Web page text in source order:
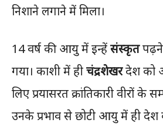
निशाने लगाने में मिला।
14 वर्ष की आयु में इन्हेंसंस्कृतपढ़ने
गया। काशी में हीचंद्रशेखरदेश को
लिए प्रयासरत क्रांतिकारी वीरों
उनके प्रभाव से छोटी आयु में ही